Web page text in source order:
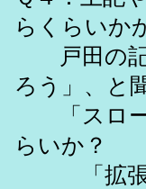
らくらいか
戸田の記
ろう」、と
「スロー
らいか？
「拡張後